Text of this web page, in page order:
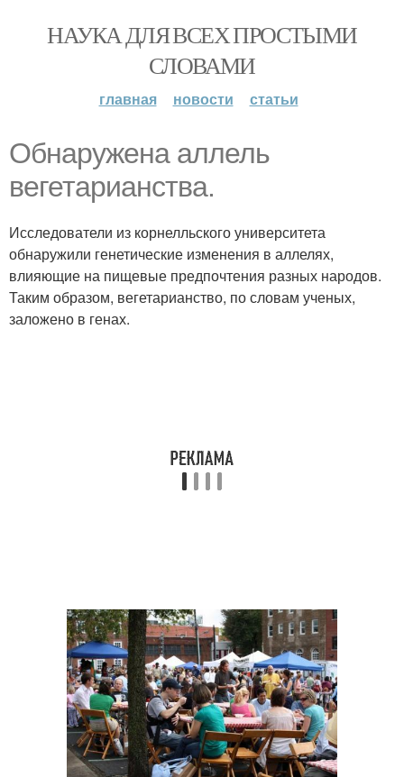
НАУКА ДЛЯ ВСЕХ ПРОСТЫМИ
СЛОВАМИ
главная новости статьи
Обнаружена аллель
вегетарианства.
Исследователи из корнелльского университета
обнаружили генетические изменения в аллелях,
влияющие на пищевые предпочтения разных народов.
Таким образом, вегетарианство, по словам ученых,
заложено в генах.